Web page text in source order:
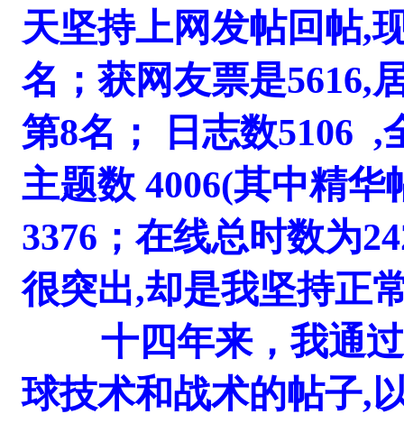
天坚持上网发帖回帖,
名；获网友票是5616,
第8名； 日志数5106 ,
主题数 4006(其中精华
3376；在线总时数为
很突出,却是我坚持正
十四年来，我通过
球技术和战术的帖子,